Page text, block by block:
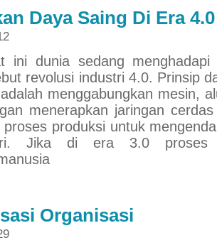
Daya Saing Di Era 4.0
ini dunia sedang
revolusi industri 4.0. Prinsip
menggabungkan mesin,
menerapkan jaringan
proses produksi untuk
Jika di era 3.0 proses
Organisasi